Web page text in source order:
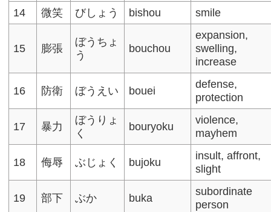
14
微笑 びしょう bishou smile
15 膨張
ぼうちょ
う
bouchou
expansion,
swelling,
increase
16 防衛 ぼうえい bouei
defense,
protection
17 暴力
ぼうりょ
く
bouryoku
violence,
mayhem
18 侮辱 ぶじょく bujoku
insult, affront,
slight
19 部下 ぶか buka
subordinate
person